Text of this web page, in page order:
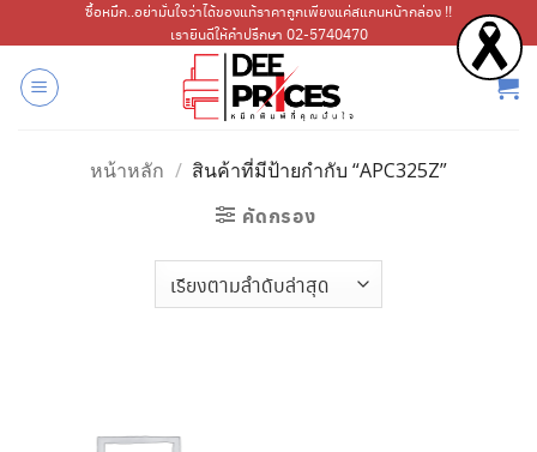
ไป
เนื้อหา
ซื้อหมึก..อย่ามั่นใจว่าได้ของแท้ราคาถูกเพียงแค่สแกนหน้ากล่อง !!
เรายินดีให้คำปรึกษา 02-5740470
หน้าหลัก / สินค้าที่มีป้ายกำกับ “APC325Z”
คัดกรอง